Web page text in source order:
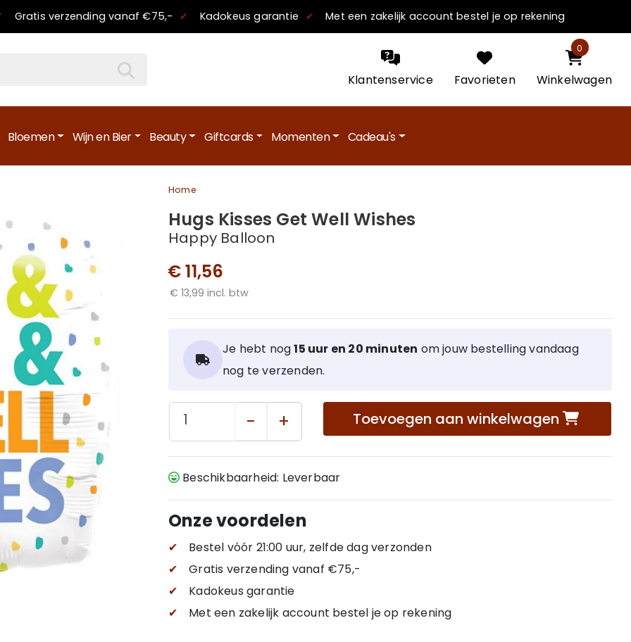
Gratis verzendingvanaf €75,- ✔ Kadokeus garantie ✔ Met een zakelijk account bestel je op rekening
Klantenservice Favorieten
0
Winkelwagen
Bloemen Wijn en Bier Beauty Giftcards Momenten Cadeau's
Home
Hugs Kisses Get Well Wishes
Happy Balloon
€ 11,56
€ 13,99 incl. btw
Je hebt nog15 uur en 20 minuten om jouw bestelling vandaag
nog te verzenden.
- + Toevoegen aan winkelwagen
Beschikbaarheid: Leverbaar
Onze voordelen
✔
Bestel vóór 21:00 uur, zelfde dag verzonden
✔
Gratis verzending vanaf €75,-
✔
Kadokeus garantie
✔
Met een zakelijk account bestel je op rekening